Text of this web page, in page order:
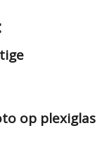
op plexiglas